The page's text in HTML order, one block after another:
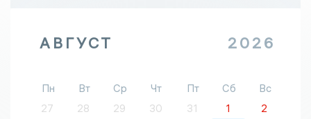
АВГУСТ 2026
Пн Вт Ср Чт Пт Сб
Вс
27
28 29 30 31 1 2